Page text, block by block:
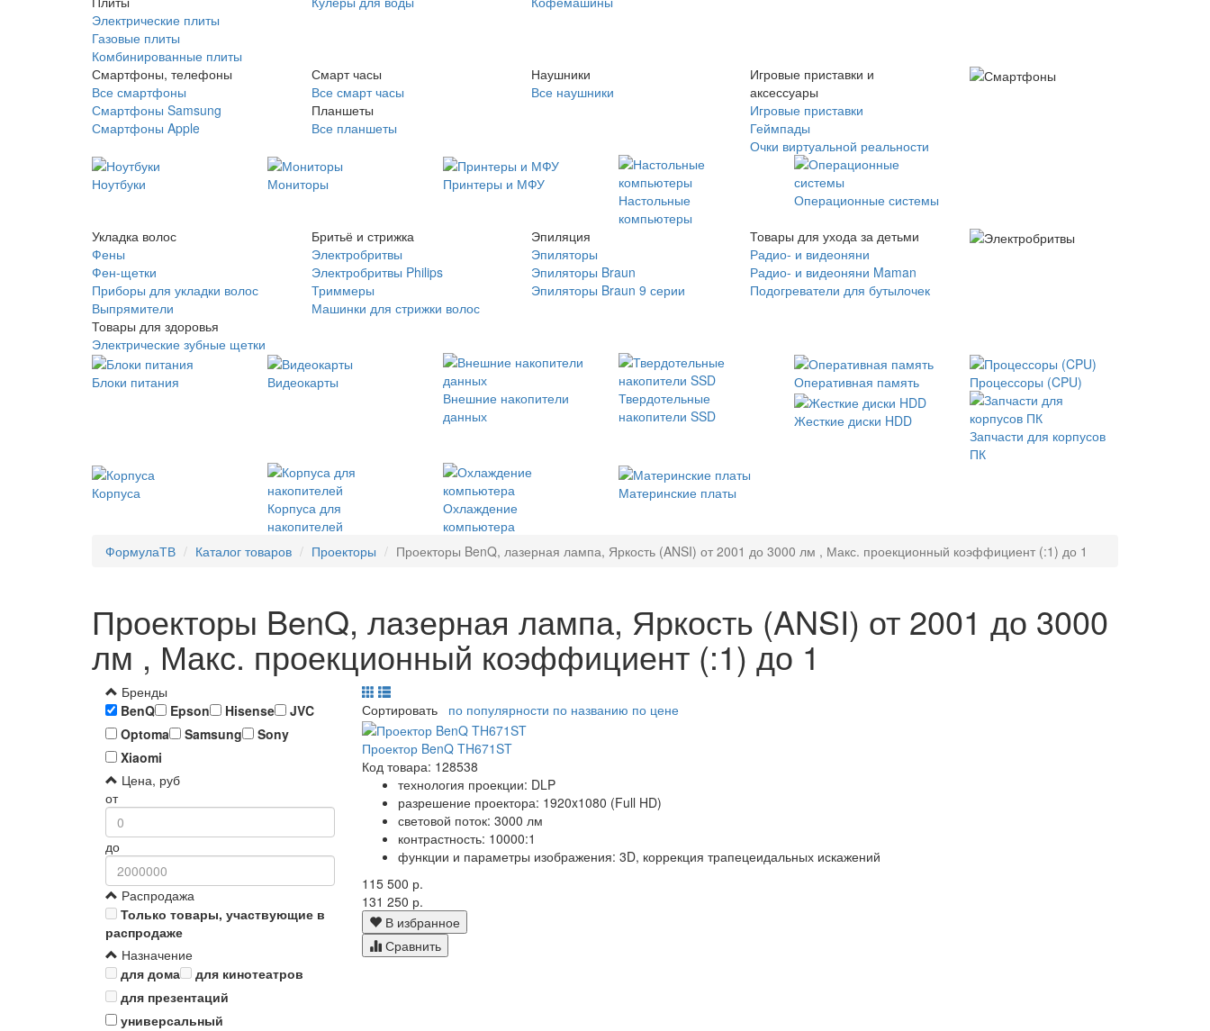
Электрические плиты
Газовые плиты
Комбинированные плиты
Смартфоны, телефоны
Все смартфоны
Смартфоны Samsung
Смартфоны Apple
Смарт часы
Все смарт часы
Планшеты
Все планшеты
Наушники
Все наушники
Игровые приставки и
аксессуары
Игровые приставки
Геймпады
Очки виртуальной реальности
Ноутбуки Мониторы
Принтеры и МФУ
Настольные
компьютеры
Операционные системы
Укладка волос
Фены
Фен-щетки
Приборы для укладки волос
Выпрямители
Товары для здоровья
Электрические зубные щетки
Бритьё и стрижка
Электробритвы
Электробритвы Philips
Триммеры
Машинки для стрижки волос
Эпиляция
Эпиляторы
Эпиляторы Braun
Эпиляторы Braun 9 серии
Товары для ухода за детьми
Радио- и видеоняни
Радио- и видеоняни Maman
Подогреватели для бутылочек
Блоки питания
Видеокарты
Внешние накопители
данных
Твердотельные
накопители SSD
Оперативная память Процессоры (CPU)
Жесткие диски HDD
Запчасти для корпусов
ПК
Корпуса
Корпуса для
накопителей
Охлаждение
компьютера
Материнские платы
ФормулаТВ Каталог товаров Проекторы Проекторы BenQ, лазерная лампа, Яркость (ANSI) от 2001 до 3000 лм , Макс. проекционный коэффициент (:1) до 1
Проекторы BenQ, лазерная лампа, Яркость (ANSI) от 2001 до 3000
лм , Макс. проекционный коэффициент (:1) до 1
Бренды
BenQ
Epson Hisense
JVC
Optoma
Samsung
Sony
Xiaomi
Цена, руб
от
до
Распродажа
Только товары, участвующие в
распродаже
Назначение
для дома
для кинотеатров
для презентаций
универсальный
Сортировать по популярности по названию по цене
Проектор BenQ TH671ST
Код товара: 128538
технология проекции: DLP
разрешение проектора: 1920x1080 (Full HD)
световой поток: 3000 лм
контрастность: 10000:1
функции и параметры изображения: 3D, коррекция трапецеидальных искажений
115 500 р.
131 250 р.
В избранное
Сравнить